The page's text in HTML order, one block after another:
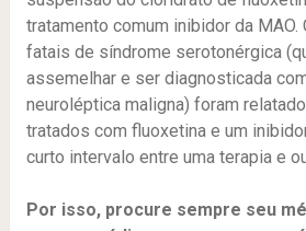
tratamento comum inibidor da MAO.
fatais de síndrome serotonérgica
assemelhar e ser diagnosticada
neuroléptica maligna) foram
tratados com fluoxetina e um
curto intervalo entre uma terapia e
Por isso, procure sempre seu